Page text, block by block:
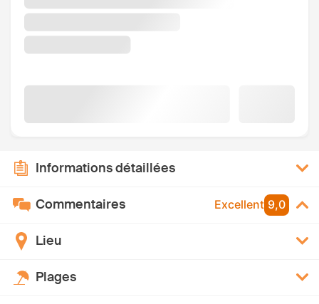
Informations détaillées
Commentaires Excellent 9,0
Lieu
Plages